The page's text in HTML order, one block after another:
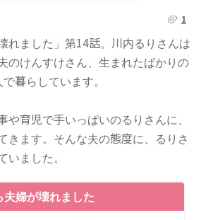
1
れました」第14話。川内るりさんは
のけんすけさん、生まれたばかりの
暮らしています。
や育児で手いっぱいのるりさんに、
きます。そんな夫の態度に、るりさ
ました。
夫婦が壊れました